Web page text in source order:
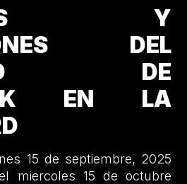
Y
DEL
DE
EN LA
15 de septiembre, 2025
miercoles 15 de octubre